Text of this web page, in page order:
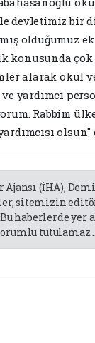
devletimiz bir
olduğumuz
konusunda
alarak okul
yardımcı
Rabbim
Ajansı (İHA),
sitemizin
haberlerde yer
tutulamaz...